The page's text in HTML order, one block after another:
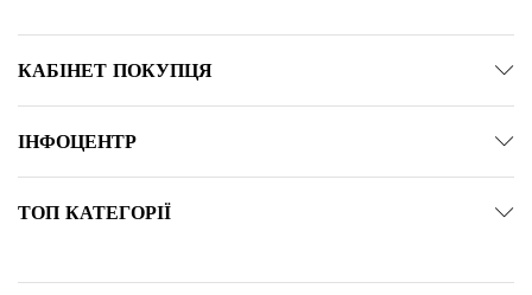
КАБІНЕТ ПОКУПЦЯ
ІНФОЦЕНТР
ТОП КАТЕГОРІЇ